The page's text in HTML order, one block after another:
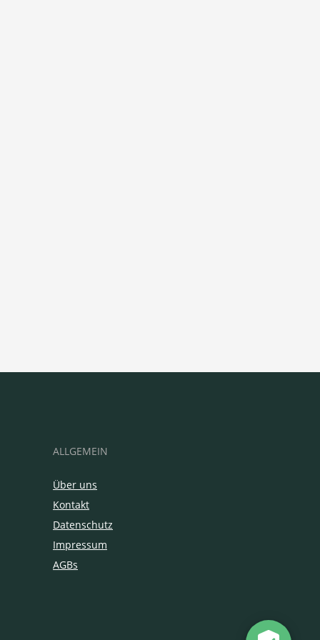
ALLGEMEIN
Über uns
Kontakt
Datenschutz
Impressum
AGBs